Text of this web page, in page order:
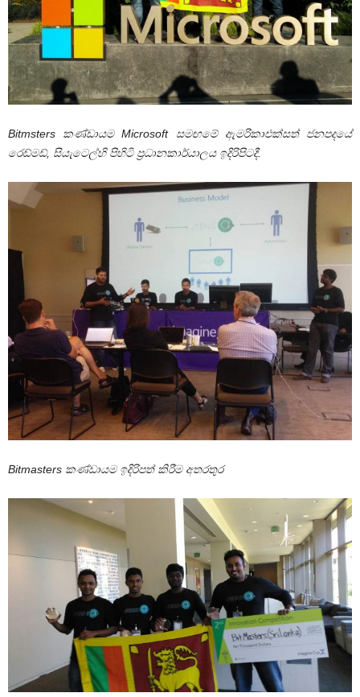
Bitmsters කණ්ඩායම Microsoft සමඟමේ ඇමරිකාඑක්සත් ජනපදයේ
රෙඩ්මඩ්, සියැටෙල්හි පිහිටි ප්‍රධානකාර්යාලය ඉදිරිපිටදී.
Bitmasters කණ්ඩායම ඉදිරිපත් කිරීම අතරතුර